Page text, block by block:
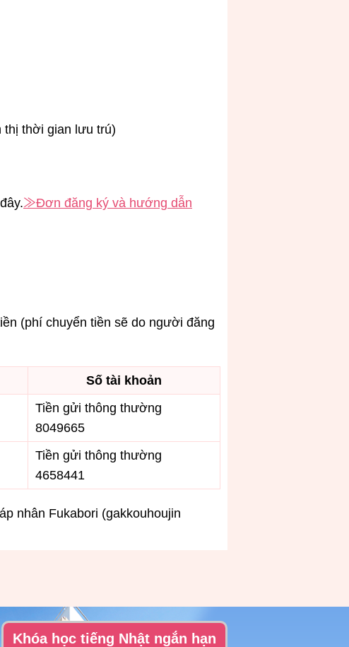
thị thời gian lưu trú)
≫Đơn đăng ký và hướng dẫn
(phí chuyển tiền sẽ do người đăng
Số tài khoản
Tiền gửi thông thường
8049665
Tiền gửi thông thường
4658441
nhân Fukabori (gakkouhoujin
Khóa học tiếng Nhật ngắn hạn